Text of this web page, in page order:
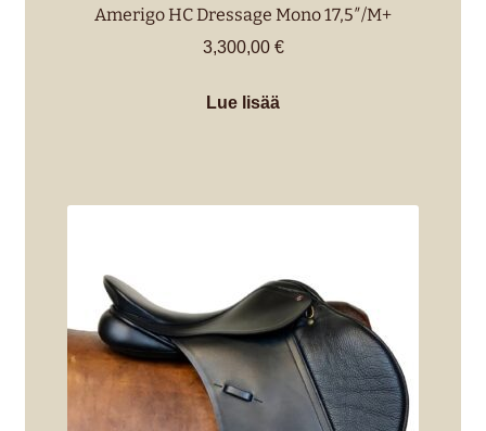
Amerigo HC Dressage Mono 17,5″/M+
3,300,00 €
Lue lisää